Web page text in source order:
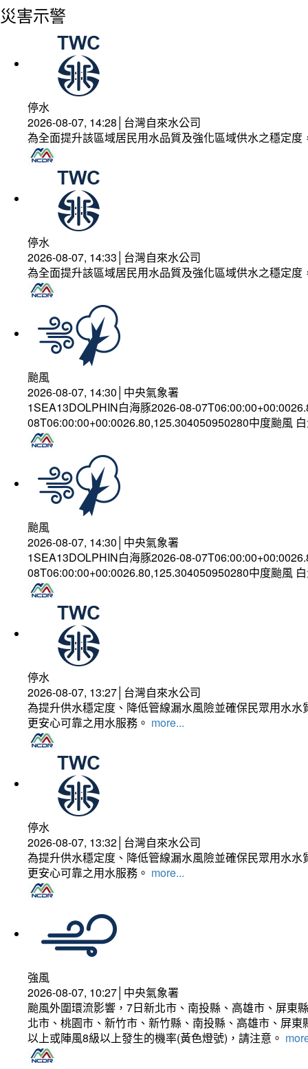
災害示警
停水
2026-08-07, 14:28│台灣自來水公司
為全面提升該區域居民用水品質及強化區域供水之穩定
停水
2026-08-07, 14:33│台灣自來水公司
為全面提升該區域居民用水品質及強化區域供水之穩定
颱風
2026-08-07, 14:30│中央氣象署
1SEA13DOLPHIN白海豚2026-08-
08T06:00:00+00:0026.80,125.304050950280中度颱風
颱風
2026-08-07, 14:30│中央氣象署
1SEA13DOLPHIN白海豚2026-08-
08T06:00:00+00:0026.80,125.304050950280中度颱風
停水
2026-08-07, 13:27│台灣自來水公司
為提升供水穩定度、降低管線漏水風險並確保民眾用水
更安心可靠之用水服務。 more...
停水
2026-08-07, 13:32│台灣自來水公司
為提升供水穩定度、降低管線漏水風險並確保民眾用水
更安心可靠之用水服務。 more...
強風
2026-08-07, 10:27│中央氣象署
颱風外圍環流影響，7日新北市、南投縣、高雄市、屏東
北市、桃園市、新竹市、新竹縣、南投縣、高雄市、屏
以上或陣風8級以上發生的機率(黃色燈號)，請注意。